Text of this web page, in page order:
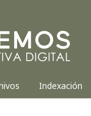
Indexación